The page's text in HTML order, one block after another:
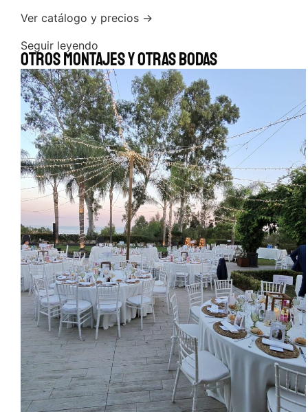
Ver catálogo y precios →
Seguir leyendo
Otros montajes y otras bodas